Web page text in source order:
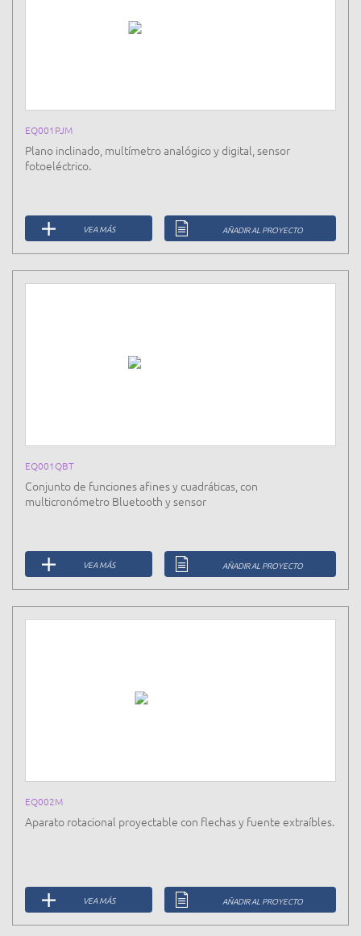
EQ001PJM
Plano inclinado, multímetro analógico y digital, sensor
fotoeléctrico.
VEA MÁS AÑADIR AL PROYECTO
EQ001QBT
Conjunto de funciones afines y cuadráticas, con
multicronómetro Bluetooth y sensor
VEA MÁS AÑADIR AL PROYECTO
EQ002M
Aparato rotacional proyectable con flechas y fuente extraíbles.
VEA MÁS AÑADIR AL PROYECTO